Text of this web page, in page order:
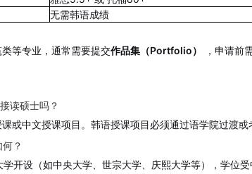
无需韩语成绩
等专业，通常需要提交作品集（Portfolio） ，申请前
读硕士吗？
课或中文授课项目。韩语授课项目必须通过语学院过渡或
？
开设（如中央大学、世宗大学、庆熙大学等），学位